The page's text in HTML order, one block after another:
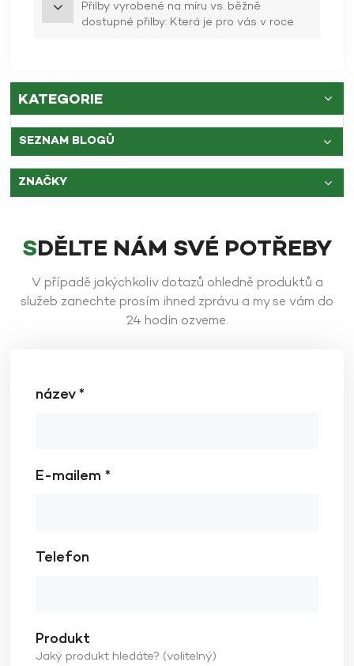
Přilby vyrobené na míru vs. běžně
dostupné přilby: Která je pro vás v roce
KATEGORIE
SEZNAM BLOGŮ
ZNAČKY
SDĚLTE NÁM SVÉ POTŘEBY
V případě jakýchkoliv dotazů ohledně produktů a
služeb zanechte prosím ihned zprávu a my se vám do
24 hodin ozveme.
název *
E-mailem *
Telefon
Produkt
Jaký produkt hledáte? (volitelný)